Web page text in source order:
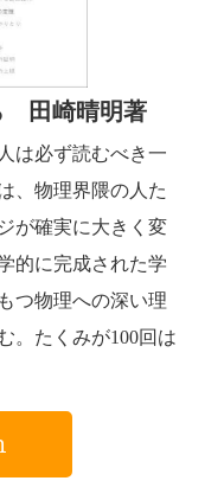
田崎晴明著
は必ず読むべき一
、物理界隈の人た
が確実に大きく変
的に完成された学
つ物理への深い理
。たくみが100回は